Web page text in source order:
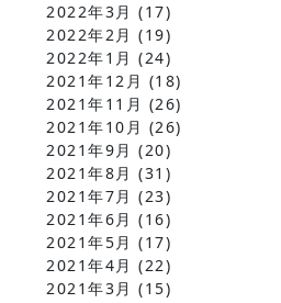
2022年3月 (17)
2022年2月 (19)
2022年1月 (24)
2021年12月 (18)
2021年11月 (26)
2021年10月 (26)
2021年9月 (20)
2021年8月 (31)
2021年7月 (23)
2021年6月 (16)
2021年5月 (17)
2021年4月 (22)
2021年3月 (15)